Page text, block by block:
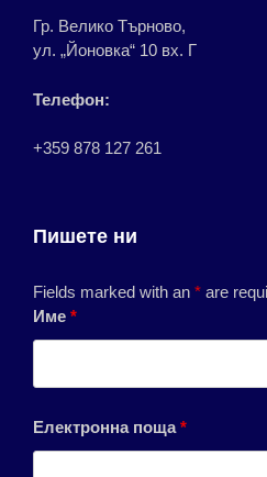
Гр. Велико Търново,
ул. „Йоновка“ 10 вх. Г
Телефон:
+359 878 127 261
Пишете ни
Fields marked with an * are
Име *
Електронна поща*